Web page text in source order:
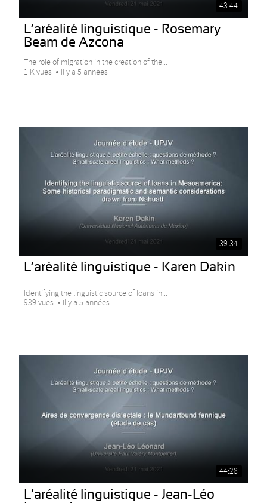
43:44
L’aréalité linguistique - Rosemary
Beam de Azcona
The role of migration in the creation of the...
1 K vues
Il y a 5 années
39:34
L’aréalité linguistique - Karen Dakin
Identifying the linguistic source of loans in...
939 vues
Il y a 5 années
44:28
L’aréalité linguistique - Jean-Léo